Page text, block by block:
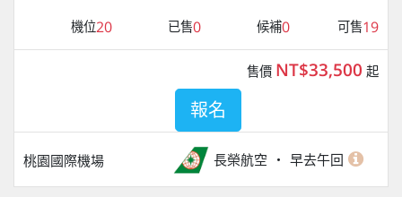
機位20 已售0 候補0 可售19
桃園國際機場 長榮航空 早去午回
售價 NT$33,500 起
報名